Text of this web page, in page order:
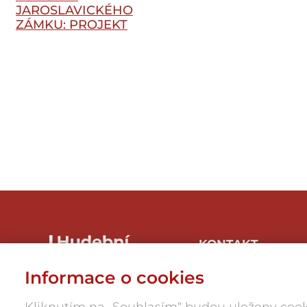
JAROSLAVICKÉHO
ZÁMKU: PROJEKT
KONTAKT
Hrnčířská 1/246, 669 04
Informace o cookies